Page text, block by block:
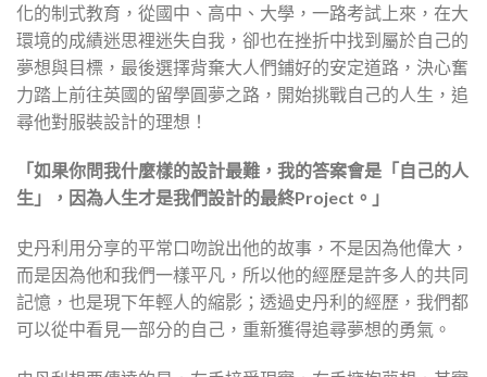
化的制式教育，從國中、高中、大學，一路考試上來，在大
環境的成績迷思裡迷失自我，卻也在挫折中找到屬於自己的
夢想與目標，最後選擇背棄大人們鋪好的安定道路，決心奮
力踏上前往英國的留學圓夢之路，開始挑戰自己的人生，追
尋他對服裝設計的理想！
「如果你問我什麼樣的設計最難，我的答案會是「自己的人
生」，因為人生才是我們設計的最終Project。」
史丹利用分享的平常口吻說出他的故事，不是因為他偉大，
而是因為他和我們一樣平凡，所以他的經歷是許多人的共同
記憶，也是現下年輕人的縮影；透過史丹利的經歷，我們都
可以從中看見一部分的自己，重新獲得追尋夢想的勇氣。